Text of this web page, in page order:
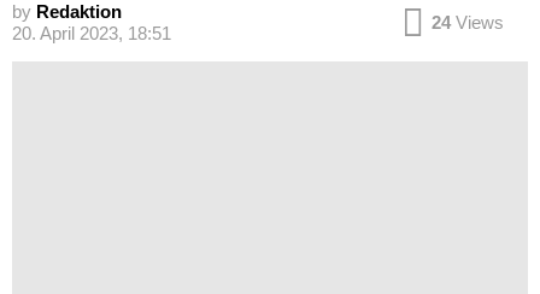
by Redaktion
20. April 2023, 18:51
24 Views